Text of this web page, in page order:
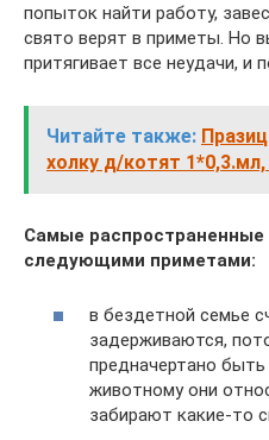
попыток найти работу,
свято верят в приметы. Но
притягивает все неудачи, и
Читайте также:
холку д/котят
Самые распространенные
следующими приметами:
в бездетной семье
задерживаются,
предначертано
животному они
забирают какие-то